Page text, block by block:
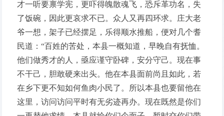
才一听要禀学宪，更吓得魄散魂飞，恐斥革功名，失
了饭碗，因此更哀求不已。众人又再四环求。庄大老
爷一想，架子已经摆足，乐得顺水推船，便对几个耆
民道：“百姓的苦处，本县一概知道，早晚自有抚恤。
他们做秀才的人，亟应谨守卧碑，安分守己。现在事
不干己，胆敢硬来出头。他在本县面前尚且如此，若
在乡下更不知如何鱼肉小民了。所以本县也要留他在
这里，访问访问平时有无劣迹再办。现在既然是你们